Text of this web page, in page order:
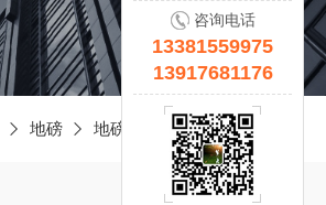
地磅 地磅称 JY平罗地磅
咨询电话
13381559975
13917681176